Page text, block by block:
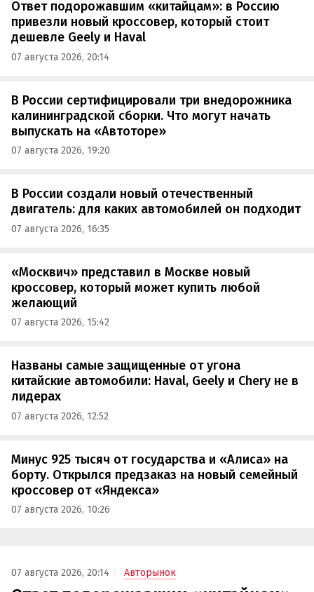
Ответ подорожавшим «китайцам»: в Россию
привезли новый кроссовер, который стоит
дешевле Geely и Haval
07 августа 2026, 20:14
В России сертифицировали три внедорожника
калининградской сборки. Что могут начать
выпускать на «Автоторе»
07 августа 2026, 19:20
В России создали новый отечественный
двигатель: для каких автомобилей он подходит
07 августа 2026, 16:35
«Москвич» представил в Москве новый
кроссовер, который может купить любой
желающий
07 августа 2026, 15:42
Названы самые защищенные от угона
китайские автомобили: Haval, Geely и Chery не в
лидерах
07 августа 2026, 12:52
Минус 925 тысяч от государства и «Алиса» на
борту. Открылся предзаказ на новый семейный
кроссовер от «Яндекса»
07 августа 2026, 10:26
07 августа 2026, 20:14 Авторынок